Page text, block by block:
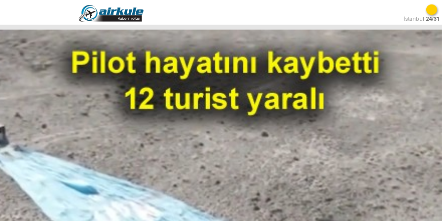
İstanbul 24/31